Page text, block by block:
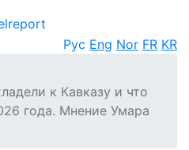
report
Рус Eng Nor FR KR
к Кавказу и что
года. Мнение Умара